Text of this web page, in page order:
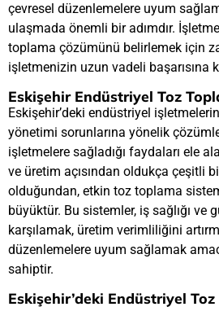
çevresel düzenlemelere uyum
ulaşmada önemli bir adımdır.
toplama çözümünü belirlemek için
işletmenizin uzun vadeli başarısına
Eskişehir Endüstriyel Toz
Eskişehir’deki endüstriyel
yönetimi sorunlarına yönelik
işletmelere sağladığı faydaları ele
ve üretim açısından oldukça çeşitli
olduğundan, etkin toz toplama
büyüktür. Bu sistemler, iş sağlığı ve
karşılamak, üretim verimliliğini
düzenlemelere uyum sağlamak
sahiptir.
Eskişehir’deki Endüstriyel Toz